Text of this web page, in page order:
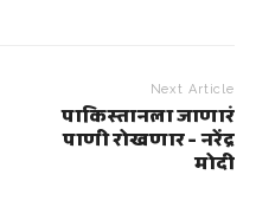
Next Article
पाकिस्तानला जाणारं
पाणी रोखणार – नरेंद्र
मोदी